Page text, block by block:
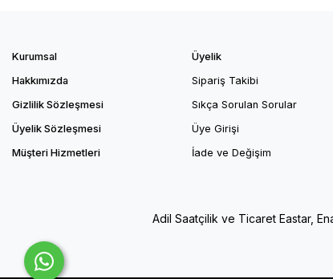
Kurumsal
Hakkımızda
Gizlilik Sözleşmesi
Üyelik Sözleşmesi
Müşteri Hizmetleri
Üyelik
Sipariş Takibi
Sıkça Sorulan Sorular
Üye Girişi
İade ve Değişim
Adil Saatçilik ve Ticaret Eastar,